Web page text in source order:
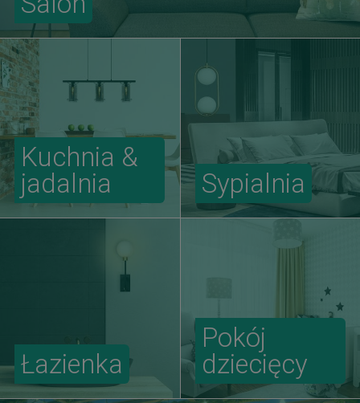
Kuchnia &
jadalnia
Sypialnia
Łazienka
Pokój
dziecięcy